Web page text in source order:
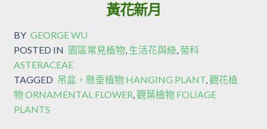
黃花新月
BY GEORGE WU
POSTED IN 園區常見植物, 生活花與綠, 菊科
ASTERACEAE
TAGGED 吊盆，懸垂植物 HANGING PLANT,觀花植
物 ORNAMENTAL FLOWER,觀葉植物 FOLIAGE
PLANTS